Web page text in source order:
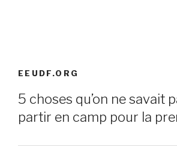
EEUDF.ORG
5 choses qu’on ne savait
partir en camp pour la